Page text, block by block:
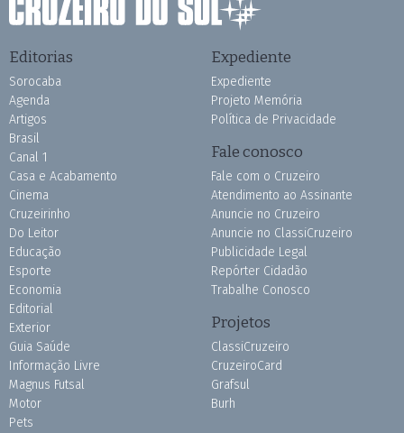
Editorias
Sorocaba
Agenda
Artigos
Brasil
Canal 1
Casa e Acabamento
Cinema
Cruzeirinho
Do Leitor
Educação
Esporte
Economia
Editorial
Exterior
Guia Saúde
Informação Livre
Magnus Futsal
Motor
Pets
Expediente
Expediente
Projeto Memória
Política de Privacidade
Fale conosco
Fale com o Cruzeiro
Atendimento ao Assinante
Anuncie no Cruzeiro
Anuncie no ClassiCruzeiro
Publicidade Legal
Repórter Cidadão
Trabalhe Conosco
Projetos
ClassiCruzeiro
CruzeiroCard
Grafsul
Burh